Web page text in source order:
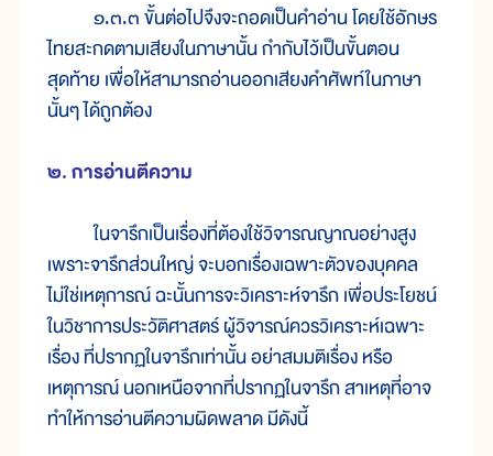
๑.๓.๓ ขั้นต่อไปจึงจะถอดเป็นคำอ่าน โดยใช้อักษร
ไทยสะกดตามเสียงในภาษานั้น กำกับไว้เป็นขั้นตอน
สุดท้าย เพื่อให้สามารถอ่านออกเสียงคำศัพท์ในภาษา
นั้นๆ ได้ถูกต้อง
๒. การอ่านตีความ
ในจารึกเป็นเรื่องที่ต้องใช้วิจารณญาณอย่างสูง
เพราะจารึกส่วนใหญ่ จะบอกเรื่องเฉพาะตัวของบุคคล
ไม่ใช่เหตุการณ์ ฉะนั้นการจะวิเคราะห์จารึก เพื่อประโยชน์
ในวิชาการประวัติศาสตร์ ผู้วิจารณ์ควรวิเคราะห์เฉพาะ
เรื่อง ที่ปรากฏในจารึกเท่านั้น อย่าสมมติเรื่อง หรือ
เหตุการณ์ นอกเหนือจากที่ปรากฏในจารึก สาเหตุที่อาจ
ทำให้การอ่านตีความผิดพลาด มีดังนี้